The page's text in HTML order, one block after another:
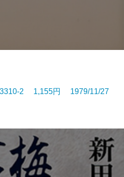
2 1,155円 1979/11/27